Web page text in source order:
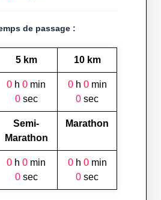
de passage :
5 km 10 km
0 h 0 min
0sec
0h 0min
0 sec
Semi-
Marathon
Marathon
0 h 0 min
0sec
0h 0min
0 sec